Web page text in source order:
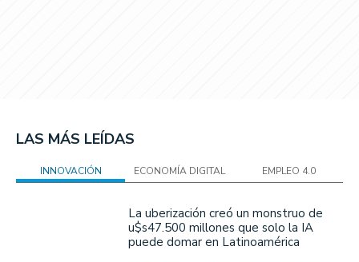
LAS MÁS LEÍDAS
INNOVACIÓN ECONOMÍA DIGITAL EMPLEO 4.0
La uberización creó un monstruo de
u$s47.500 millones que solo la IA
puede domar en Latinoamérica